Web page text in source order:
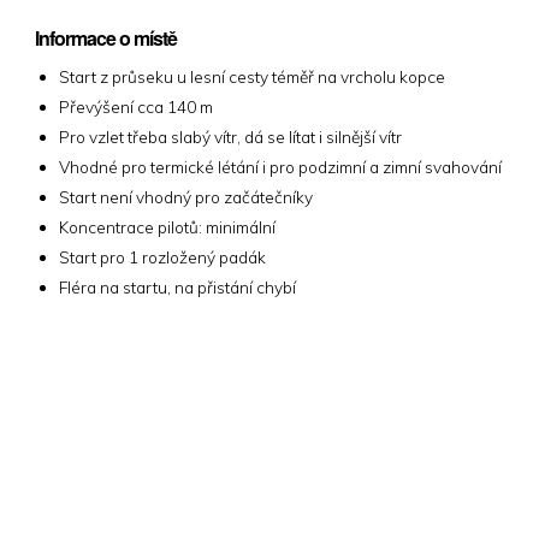
Informace o místě
Start z průseku u lesní cesty téměř na vrcholu kopce
Převýšení cca 140 m
Pro vzlet třeba slabý vítr, dá se lítat i silnější vítr
Vhodné pro termické létání i pro podzimní a zimní svahování
Start není vhodný pro začátečníky
Koncentrace pilotů: minimální
Start pro 1 rozložený padák
Fléra na startu, na přistání chybí